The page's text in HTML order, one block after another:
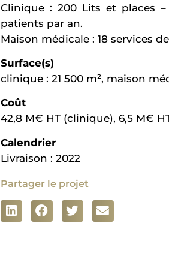
Clinique : 200 Lits et places
patients par an.
Maison médicale : 18 services
Surface(s)
clinique : 21 500 m², maison
Coût
42,8 M€ HT (clinique), 6,5 M€
Calendrier
Livraison : 2022
Partager le projet